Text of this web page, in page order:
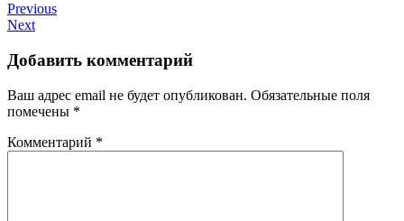
Previous
Next
Добавить комментарий
Ваш адрес email не будет опубликован. Обязательные поля
помечены *
Комментарий *